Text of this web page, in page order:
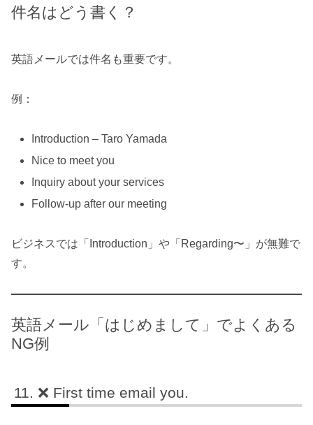
件名はどう書く？
英語メールでは件名も重要です。
例：
Introduction – Taro Yamada
Nice to meet you
Inquiry about your services
Follow-up after our meeting
ビジネスでは「Introduction」や「Regarding〜」が無難で
す。
英語メール「はじめまして」でよくある
NG例
❌ First time email you.